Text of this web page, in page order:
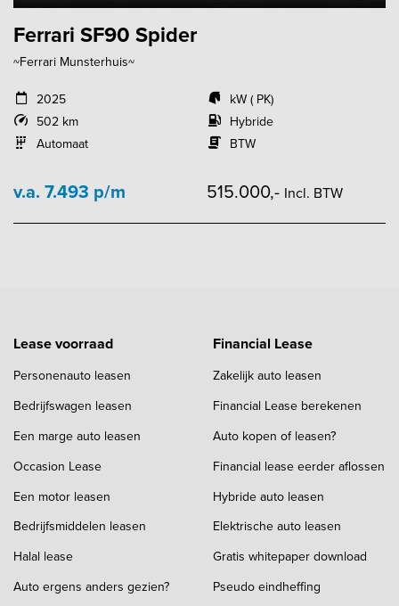
Ferrari SF90 Spider
~Ferrari Munsterhuis~
2025
502 km
Automaat
kW ( PK)
Hybride
BTW
v.a. 7.493 p/m 515.000,- Incl. BTW
Lease voorraad
Personenauto leasen
Bedrijfswagen leasen
Een marge auto leasen
Occasion Lease
Een motor leasen
Bedrijfsmiddelen leasen
Halal lease
Auto ergens anders gezien?
Financial Lease
Zakelijk auto leasen
Financial Lease berekenen
Auto kopen of leasen?
Financial lease eerder aflossen
Hybride auto leasen
Elektrische auto leasen
Gratis whitepaper download
Pseudo eindheffing